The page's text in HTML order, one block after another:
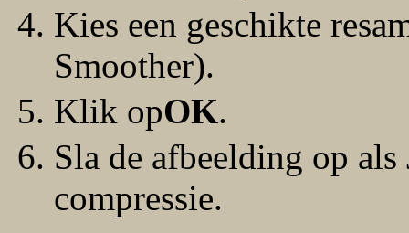
Kies een geschikte
Smoother).
Klik opOK.
Sla de afbeelding op als
compressie.